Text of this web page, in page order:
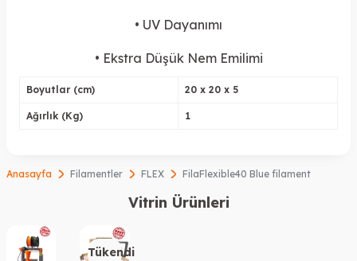
• UV Dayanımı
• Ekstra Düşük Nem Emilimi
Boyutlar (cm) 20 x 20 x 5
Ağırlık (Kg) 1
Anasayfa Filamentler FLEX FilaFlexible40 Blue filament
Vitrin Ürünleri
Tükendi